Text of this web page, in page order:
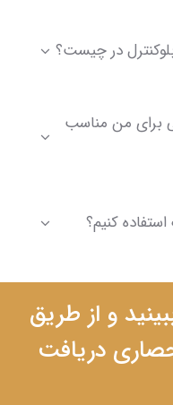
در چیست؟
برای من مناسب
کنیم؟
و از طریق
دریافت